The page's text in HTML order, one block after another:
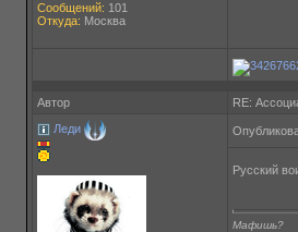
Сообщений: 101
Откуда: Москва
Автор
RE:
Леди
Русский
Мафишь?